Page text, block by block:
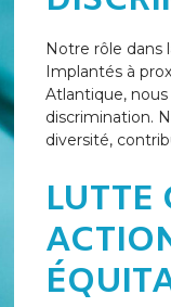
Notre rôle dans
Implantés à
Atlantique,
discrimination.
diversité,
LUTTE